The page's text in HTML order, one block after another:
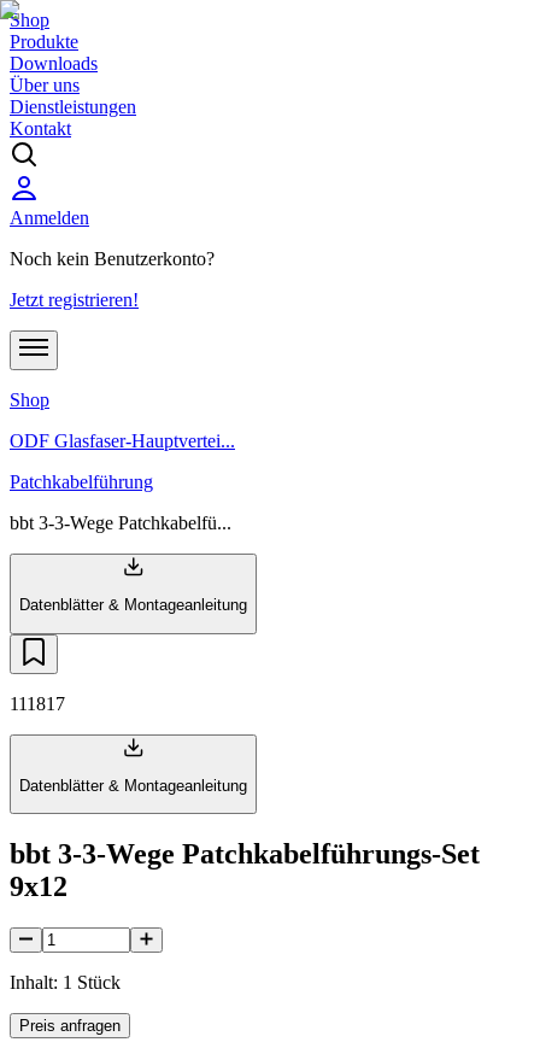
Shop
Produkte
Downloads
Über uns
Dienstleistungen
Kontakt
Anmelden
Noch kein Benutzerkonto?
Jetzt registrieren!
Shop
ODF Glasfaser-Hauptvertei...
Patchkabelführung
bbt 3-3-Wege Patchkabelfü...
Datenblätter & Montageanleitung
111817
Datenblätter & Montageanleitung
bbt 3-3-Wege Patchkabelführungs-Set
9x12
Inhalt: 1 Stück
Preis anfragen